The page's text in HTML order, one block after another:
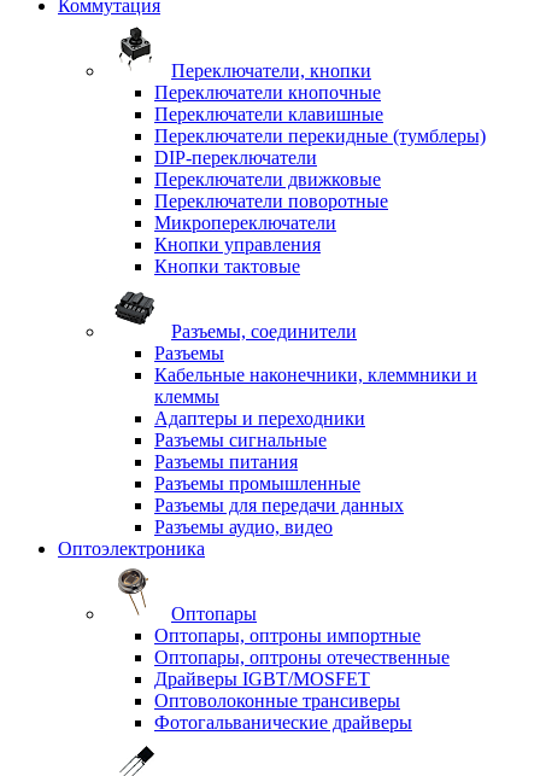
Коммутация
Переключатели, кнопки
Переключатели кнопочные
Переключатели клавишные
Переключатели перекидные (тумблеры)
DIP-переключатели
Переключатели движковые
Переключатели поворотные
Микропереключатели
Кнопки управления
Кнопки тактовые
Разъемы, соединители
Разъемы
Кабельные наконечники, клеммники и
клеммы
Адаптеры и переходники
Разъемы сигнальные
Разъемы питания
Разъемы промышленные
Разъемы для передачи данных
Разъемы аудио, видео
Оптоэлектроника
Оптопары
Оптопары, оптроны импортные
Оптопары, оптроны отечественные
Драйверы IGBT/MOSFET
Оптоволоконные трансиверы
Фотогальванические драйверы